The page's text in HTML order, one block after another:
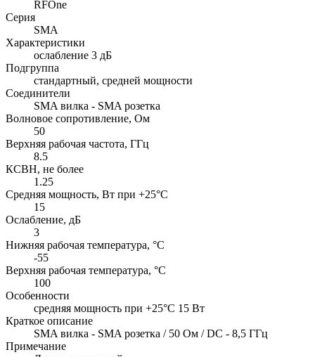
RFOne
Серия
SMA
Характеристики
ослабление 3 дБ
Подгруппа
стандартный, средней мощности
Соединители
SMA вилка - SMA розетка
Волновое сопротивление, Ом
50
Верхняя рабочая частота, ГГц
8.5
КСВН, не более
1.25
Средняя мощность, Вт при +25°C
15
Ослабление, дБ
3
Нижняя рабочая температура, °C
-55
Верхняя рабочая температура, °C
100
Особенности
cредняя мощность при +25°C 15 Вт
Краткое описание
SMA вилка - SMA розетка / 50 Ом / DC - 8,5 ГГц
Примечание